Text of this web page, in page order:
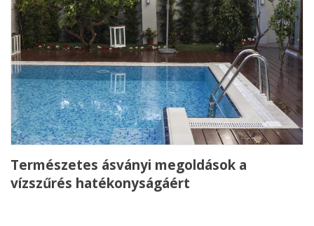
Természetes ásványi megoldások a
vízszűrés hatékonyságáért